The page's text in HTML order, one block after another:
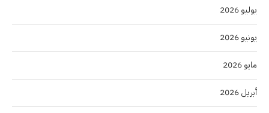
يوليو 2026
يونيو 2026
مايو 2026
أبريل 2026